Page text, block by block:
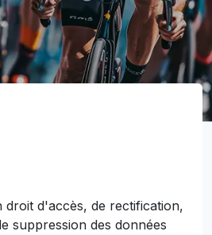
droit d'accès, de rectification,
suppression des données